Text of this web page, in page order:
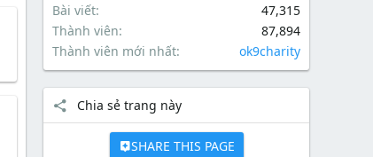
Bài viết
47,315
Thành viên
87,894
Thành viên mới nhất
ok9charity
Chia sẻ trang này
SHARE THIS PAGE